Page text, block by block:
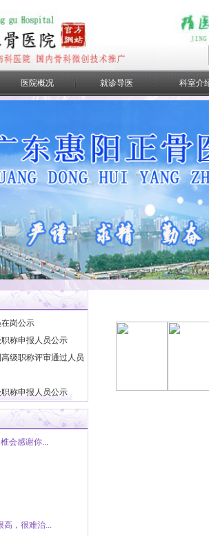
医院概况 就诊导医 科室介
岗公示
称申报人员公示
级职称评审通过人员
称申报人员公示
称申报人员公示
消防安全培训
称申报人员公示
称申报人员公示
称申报人员公示
中心支公司与惠阳正
护士长参加区卫计系
会感谢你...
高，很难治...